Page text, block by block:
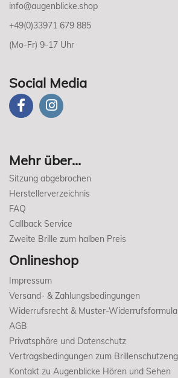
info@augenblicke.shop
+49(0)33971 679 885
(Mo-Fr) 9-17 Uhr
Social Media
Mehr über...
Sitzung abgebrochen
Herstellerverzeichnis
FAQ
Callback Service
Zweite Brille zum halben Preis
Onlineshop
Impressum
Versand- & Zahlungsbedingungen
Widerrufsrecht & Muster-
AGB
Privatsphäre und Datenschutz
Vertragsbedingungen zum
Kontakt zu Augenblicke Hören und Sehen